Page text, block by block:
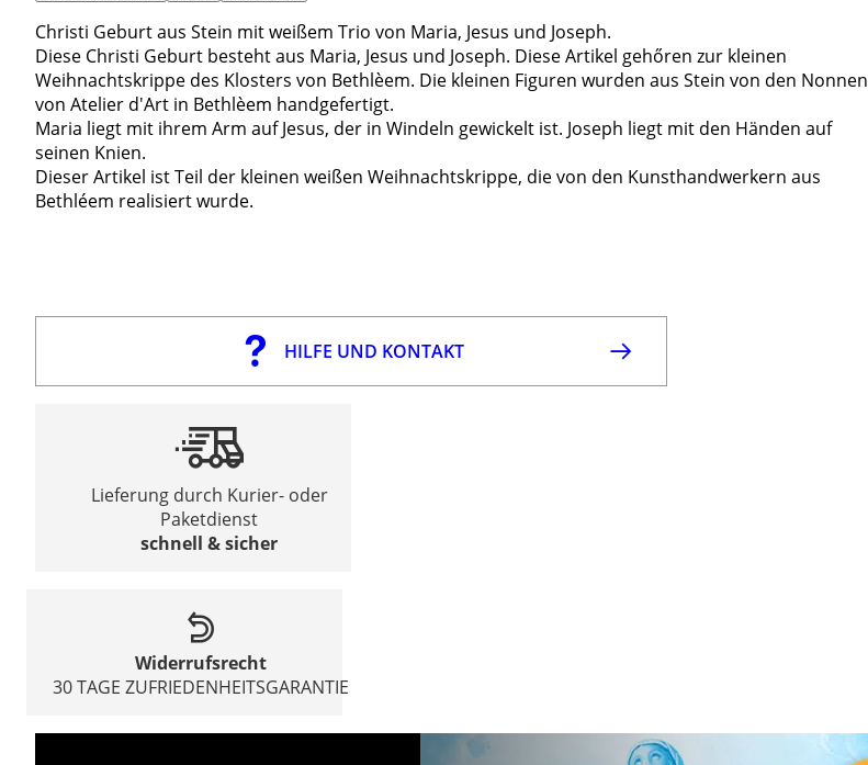
Christi Geburt aus Stein mit weißem Trio von Maria, Jesus und Joseph.
Diese Christi Geburt besteht aus Maria, Jesus und Joseph. Diese Artikel gehőren zur kleinen
Weihnachtskrippe des Klosters von Bethlèem. Die kleinen Figuren wurden aus Stein von den Nonnen
von Atelier d'Art in Bethlèem handgefertigt.
Maria liegt mit ihrem Arm auf Jesus, der in Windeln gewickelt ist. Joseph liegt mit den Händen auf
seinen Knien.
Dieser Artikel ist Teil der kleinen weißen Weihnachtskrippe, die von den Kunsthandwerkern aus
Bethléem realisiert wurde.
HILFE UND KONTAKT
Lieferung durch Kurier- oder
Paketdienst
schnell & sicher
Widerrufsrecht
30 TAGE ZUFRIEDENHEITSGARANTIE